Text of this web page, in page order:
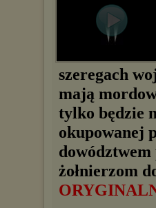
szeregach
mają
tylko będzie
okupowanej
żołnierzom